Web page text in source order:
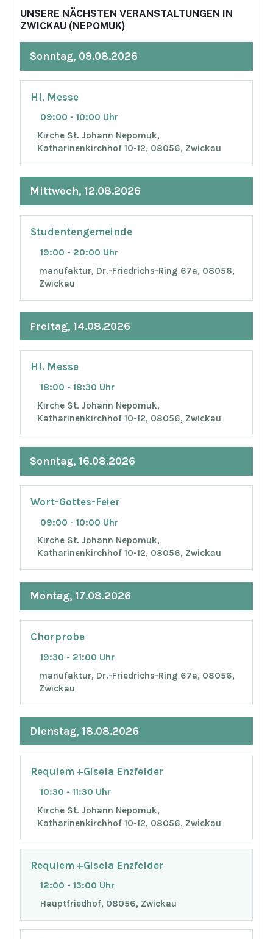
UNSERE NÄCHSTEN VERANSTALTUNGEN IN
ZWICKAU (NEPOMUK)
Sonntag, 09.08.2026
Hl. Messe
09:00 - 10:00 Uhr
Kirche St. Johann Nepomuk,
Katharinenkirchhof 10-12, 08056, Zwickau
Mittwoch, 12.08.2026
Studentengemeinde
19:00 - 20:00 Uhr
manufaktur, Dr.-Friedrichs-Ring 67a, 08056,
Zwickau
Freitag, 14.08.2026
Hl. Messe
18:00 - 18:30 Uhr
Kirche St. Johann Nepomuk,
Katharinenkirchhof 10-12, 08056, Zwickau
Sonntag, 16.08.2026
Wort-Gottes-Feier
09:00 - 10:00 Uhr
Kirche St. Johann Nepomuk,
Katharinenkirchhof 10-12, 08056, Zwickau
Montag, 17.08.2026
Chorprobe
19:30 - 21:00 Uhr
manufaktur, Dr.-Friedrichs-Ring 67a, 08056,
Zwickau
Dienstag, 18.08.2026
Requiem +Gisela Enzfelder
10:30 - 11:30 Uhr
Kirche St. Johann Nepomuk,
Katharinenkirchhof 10-12, 08056, Zwickau
Requiem +Gisela Enzfelder
12:00 - 13:00 Uhr
Hauptfriedhof, 08056, Zwickau